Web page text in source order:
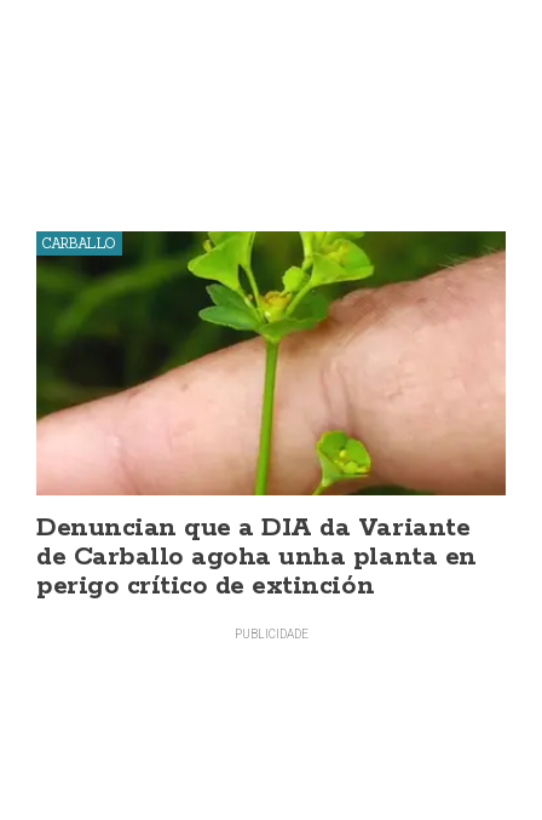
CARBALLO
Denuncian que a DIA da Variante
de Carballo agoha unha planta en
perigo crítico de extinción